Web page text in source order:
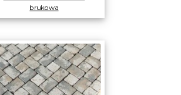
brukowa